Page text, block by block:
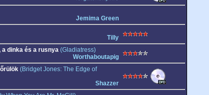
Jemima Green
Tilly
a dinka és a rusnya(Gladiatress)
Worthaboutapig
(Bridget Jones: The Edge of
Shazzer